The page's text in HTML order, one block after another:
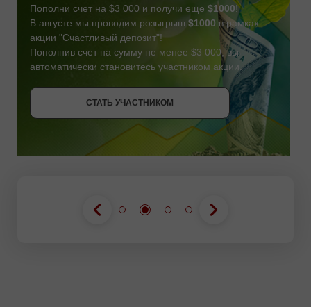
СТАТЬ УЧАСТНИКОМ
Пополни счет на $3 000 и получи еще $1000!
В августе мы проводим розыгрыш $1000 в рамках
акции "Счастливый депозит"!
Пополнив счет на сумму не менее $3 000, вы
автоматически становитесь участником акции.
СТАТЬ УЧАСТНИКОМ
ПОЛУЧИТЬ БОНУС